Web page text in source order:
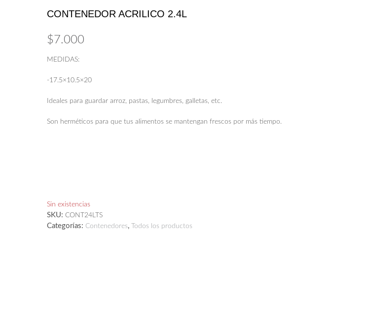
CONTENEDOR ACRILICO 2.4L
$7.000
MEDIDAS:
-17.5×10.5×20
Ideales para guardar arroz, pastas, legumbres, galletas, etc.
Son herméticos para que tus alimentos se mantengan frescos por más tiempo.
Sin existencias
SKU: CONT24LTS
Categorías: Contenedores, Todos los productos